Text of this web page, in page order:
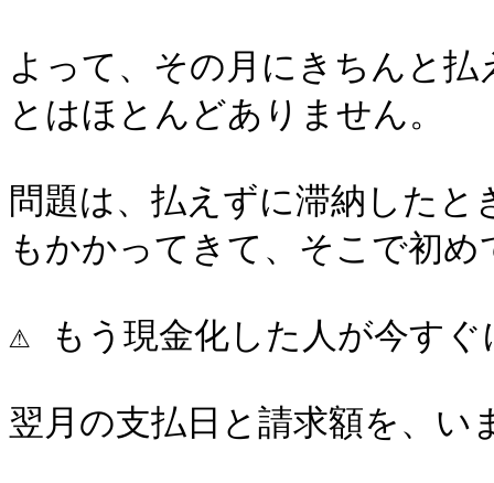
よって、その月にきちんと
とはほとんどありません。
問題は、払えずに滞納した
もかかってきて、そこで初
⚠️ もう現金化した人が今すぐ
翌月の支払日と請求額を、